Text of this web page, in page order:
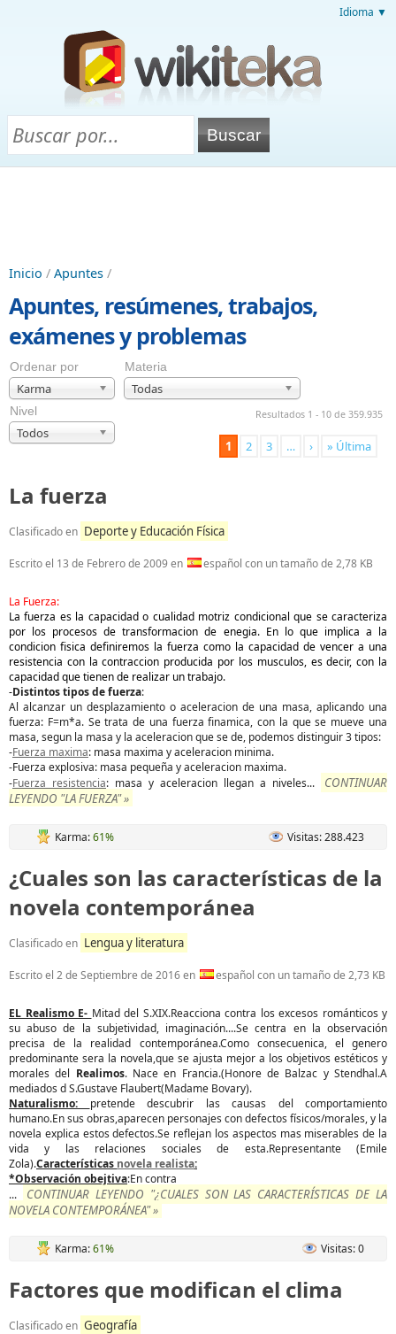
Idioma ▼
Inicio / Apuntes /
Apuntes, resúmenes, trabajos,
exámenes y problemas
Ordenar por
Karma
Materia
Todas
Nivel
Todos
Resultados 1 - 10 de 359.935
1 2 3 … › » Última
La fuerza
Clasificado en Deporte y Educación Física
Escrito el 13 de Febrero de 2009en español con un tamaño de 2,78 KB
La Fuerza:
La fuerza es la capacidad o cualidad motriz condicional que se caracteriza
por los procesos de transformacion de enegia. En lo que implica a la
condicion fisica definiremos la fuerza como la capacidad de vencer a una
resistencia con la contraccion producida por los musculos, es decir, con la
capacidad que tienen de realizar un trabajo.
-Distintos tipos de fuerza:
Al alcanzar un desplazamiento o aceleracion de una masa, aplicando una
fuerza: F=m*a. Se trata de una fuerza finamica, con la que se mueve una
masa, segun la masa y la aceleracion que se de, podemos distinguir 3 tipos:
-Fuerza maxima: masa maxima y aceleracion minima.
-Fuerza explosiva: masa pequeña y aceleracion maxima.
-Fuerza resistencia: masa y aceleracion llegan a niveles...
CONTINUAR
LEYENDO "LA FUERZA" »
Karma:61% Visitas: 288.423
¿Cuales son las características de la
novela contemporánea
Clasificado en Lengua y literatura
Escrito el 2 de Septiembre de 2016en español con un tamaño de 2,73 KB
EL Realismo E- Mitad del S.XIX.Reacciona contra los excesos románticos y
su abuso de la subjetividad, imaginación....Se centra en la observación
precisa de la realidad contemporánea.Como consecuenica, el genero
predominante sera la novela,que se ajusta mejor a los objetivos estéticos y
morales del Realimos. Nace en Francia.(Honore de Balzac y Stendhal.A
mediados d S.Gustave Flaubert(Madame Bovary).
Naturalismo: pretende descubrir las causas del comportamiento
humano.En sus obras,aparecen personajes con defectos físicos/morales, y la
novela explica estos defectos.Se reflejan los aspectos mas miserables de la
vida y las relaciones sociales de esta.Representante (Emile
Zola).Características novela realista:
*Observación obejtiva:En contra
...
CONTINUAR LEYENDO "¿CUALES SON LAS CARACTERÍSTICAS DE LA
NOVELA CONTEMPORÁNEA" »
Karma:61% Visitas: 0
Factores que modifican el clima
Clasificado en Geografía